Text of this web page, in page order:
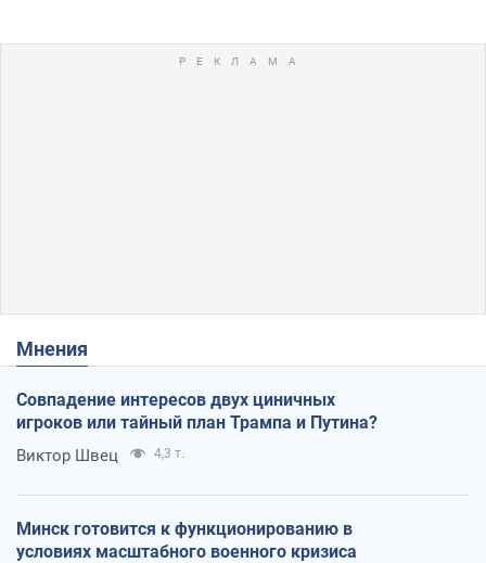
Мнения
Совпадение интересов двух циничных
игроков или тайный план Трампа и Путина?
Виктор Швец 4,3 т.
Минск готовится к функционированию в
условиях масштабного военного кризиса